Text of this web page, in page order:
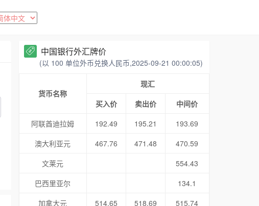
中国银行外汇牌价
(以 100 单位外币兑换人民币,2025-09-21 00:00:05)
货币名称
现汇
买入价
卖出价
中间价
阿联酋迪拉姆
192.49 195.21
193.69
澳大利亚元
467.76 471.48
470.59
文莱元
554.43
巴西里亚尔
134.1
加拿大元
514.65 518.69
515.74